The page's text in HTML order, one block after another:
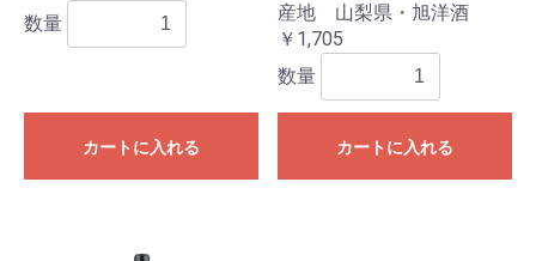
数量
カートに入れる
産地 山梨県・旭洋酒
￥1,705
数量
カートに入れる